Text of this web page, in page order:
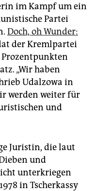
im Kampf um ein
Partei
Doch, oh Wunder:
der Kremlpartei
Prozentpunkten
„Wir haben
Udalzowa in
werden weiter für
und
Juristin, die laut
und
unterkriegen
in Tscherkassy